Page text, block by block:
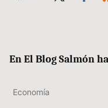
En El Blog Salmón
Economía